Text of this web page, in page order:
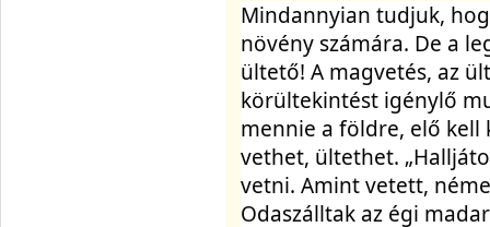
Mindannyian tudjuk,
növény számára. De a
ültető! A magvetés, az
körültekintést igénylő
mennie a földre, elő kell
vethet, ültethet.
vetni. Amint vetett,
Odaszálltak az égi